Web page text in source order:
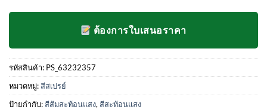
ต้องการใบเสนอราคา
รหัสสินค้า: PS_63232357
หมวดหมู่: สีสเปรย์
ป้ายกำกับ: สีส้มสะท้อนแสง, สีสะท้อนแสง